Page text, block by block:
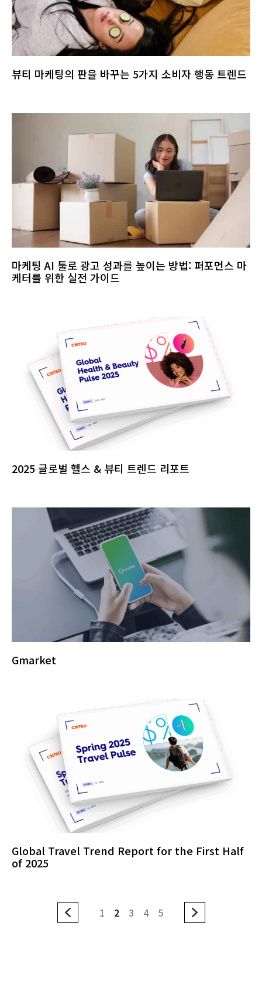
뷰티 마케팅의 판을 바꾸는 5가지 소비자 행동 트렌드
마케팅 AI 툴로 광고 성과를 높이는 방법: 퍼포먼스 마
케터를 위한 실전 가이드
2025 글로벌 헬스 & 뷰티 트렌드 리포트
Gmarket
Global Travel Trend Report for the First Half
of 2025
1 2 3 4 5